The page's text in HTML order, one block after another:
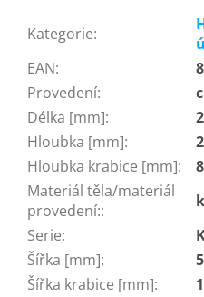
Kategorie:
EAN:
Provedení:
Délka [mm]:
Hloubka [mm]:
Hloubka krabice [mm]:
Materiál těla/materiál
provedení::
Serie:
Šířka [mm]:
Šířka krabice [mm]: